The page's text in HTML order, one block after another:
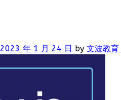
2023 年 1 月 24 日 by 文波教育